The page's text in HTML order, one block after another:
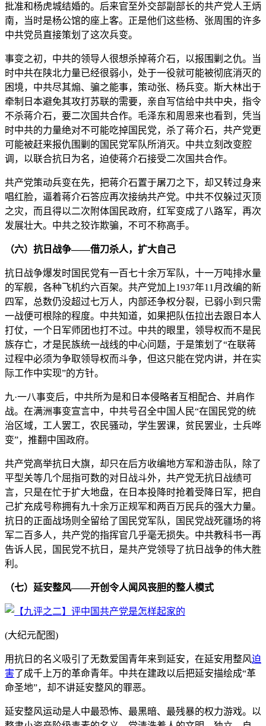
批准和杨虎城结婚的。后来官至外交部副部长的共产党人王炳
南，当时是杨公馆的座上客。正是他们这些杨、张周围的许多
中共党员直接策划了这次兵变。
事变之初，中共的领导人很想杀掉蒋介石，以报围剿之仇。当
时中共在陕北力量已经很弱小，处于一役就可能被彻底消灭的
困境，中共尽其煽、骗之能事，策动张、杨兵变。斯大林出于
牵制日本避免其攻打苏联的需要，亲自写信给中共中央，指令
不杀蒋介石，要二次国共合作。毛泽东和周恩来也看到，凭当
时中共的力量绝对不可能吃掉国民党，杀了蒋介石，共产党更
可能被赶来报仇围剿的国民党军队所消灭。中共立刻改变腔
调，以联合抗日为名，迫使蒋介石接受二次国共合作。
共产党策动兵变在先，把蒋介石置于屠刀之下，却又转过身来
唱红脸，逼着蒋介石答应再次接纳共产党。中共不仅躲过灭顶
之灾，而且得以二次附体国民政府，红军变成了八路军，再次
发展壮大。中共之狡诈欺骗，不可不称高手。
（六）抗日战争——借刀杀人，扩大自己
抗日战争爆发时国民党有一百七十余万军队，十一万吨排水量
的军舰，各种飞机约六百架。共产党加上1937年11月改编的新
四军，总数仍没超过七万人，内部还争权分裂，已弱小到只需
一战便可根除的程度。中共知道，如果把队伍拉出去跟日本人
打仗，一个日军师团也打不过。中共的眼里，领导权而不是民
族存亡，才是民族统一战线的中心问题，于是策划了“在联蒋
过程中必须为争取领导权而斗争，但这只能在党内讲，并在实
际工作中实现”的方针。
九·一八事变后，中共所为是和日本侵略者互相配合、并肩作
战。在满洲事变宣言中，中共号召全中国人民“在国民党的统
治区域，工人罢工，农民骚动，学生罢课，贫民罢业，士兵哗
变”，推翻中国政府。
共产党高举抗日大旗，却只在后方收编地方军和游击队，除了
平型关等几个屈指可数的对日战斗外，共产党无抗日战绩可
言，只是在忙于扩大地盘，在日本投降时抢着受降日军，把自
己扩充成号称拥有九十余万正规军和两百万民兵的强大力量。
抗日的正面战场则全留给了国民党军队，国民党战死疆场的将
军二百多人，共产党的指挥官几乎毫无损失。中共教科书一再
告诉人民，国民党不抗日，是共产党领导了抗日战争的伟大胜
利。
（七）延安整风——开创令人闻风丧胆的整人模式
(大纪元配图)
用抗日的名义吸引了无数爱国青年来到延安，在延安用整风迫
害了成千上万的革命青年。中共在建政以后把延安描绘成“革
命圣地”，却不讲延安整风的罪恶。
延安整风运动是人中最恐怖、最黑暗、最残暴的权力游戏。以